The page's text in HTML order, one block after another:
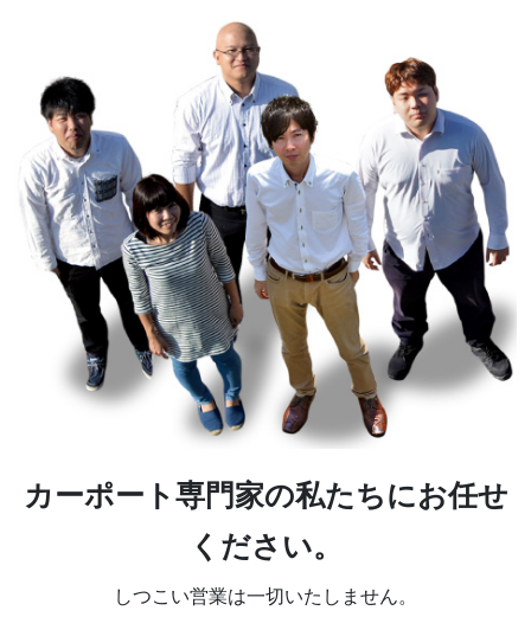
カーポート専門家の私たちにお任せ
ください。
しつこい営業は一切いたしません。